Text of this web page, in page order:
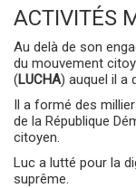
ACTIVITÉS
Au delà de son
du mouvement
(LUCHA) auquel il a
Il a formé des
de la République
citoyen.
Luc a lutté pour la
suprême.